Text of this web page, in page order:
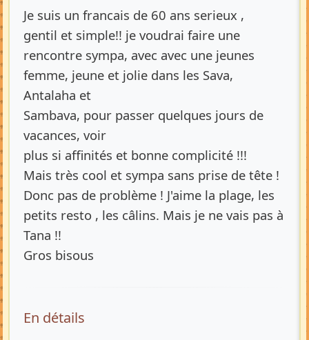
Je suis un francais de 60 ans serieux ,
gentil et simple!! je voudrai faire une
rencontre sympa, avec avec une jeunes
femme, jeune et jolie dans les Sava,
Antalaha et
Sambava, pour passer quelques jours de
vacances, voir
plus si affinités et bonne complicité !!!
Mais très cool et sympa sans prise de tête !
Donc pas de problème ! J'aime la plage, les
petits resto , les câlins. Mais je ne vais pas à
Tana !!
Gros bisous
En détails